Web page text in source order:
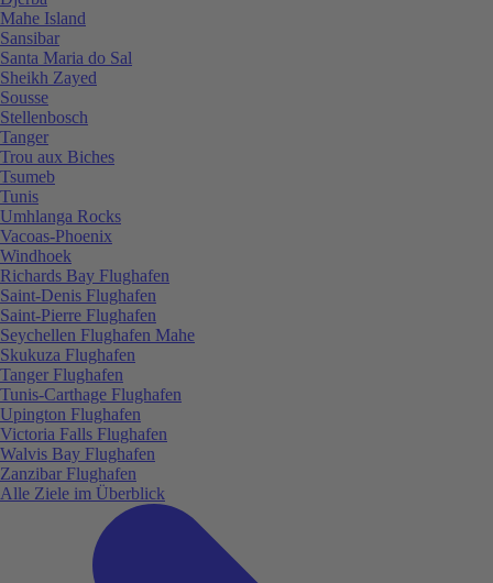
Mahe Island
Sansibar
Santa Maria do Sal
Sheikh Zayed
Sousse
Stellenbosch
Tanger
Trou aux Biches
Tsumeb
Tunis
Umhlanga Rocks
Vacoas-Phoenix
Windhoek
Richards Bay Flughafen
Saint-Denis Flughafen
Saint-Pierre Flughafen
Seychellen Flughafen Mahe
Skukuza Flughafen
Tanger Flughafen
Tunis-Carthage Flughafen
Upington Flughafen
Victoria Falls Flughafen
Walvis Bay Flughafen
Zanzibar Flughafen
Alle Ziele im Überblick